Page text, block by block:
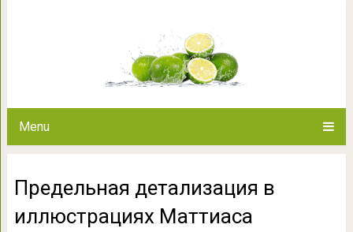
Menu
Предельная детализация в
иллюстрациях Маттиаса